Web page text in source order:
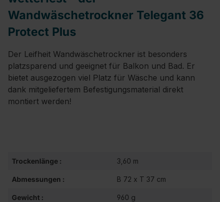
Wandwäschetrockner Telegant 36
Protect Plus
Der Leifheit Wandwäschetrockner ist besonders
platzsparend und geeignet für Balkon und Bad. Er
bietet ausgezogen viel Platz für Wäsche und kann
dank mitgeliefertem Befestigungsmaterial direkt
montiert werden!
Trockenlänge : 3,60 m
Abmessungen : B 72 x T 37 cm
Gewicht : 960 g